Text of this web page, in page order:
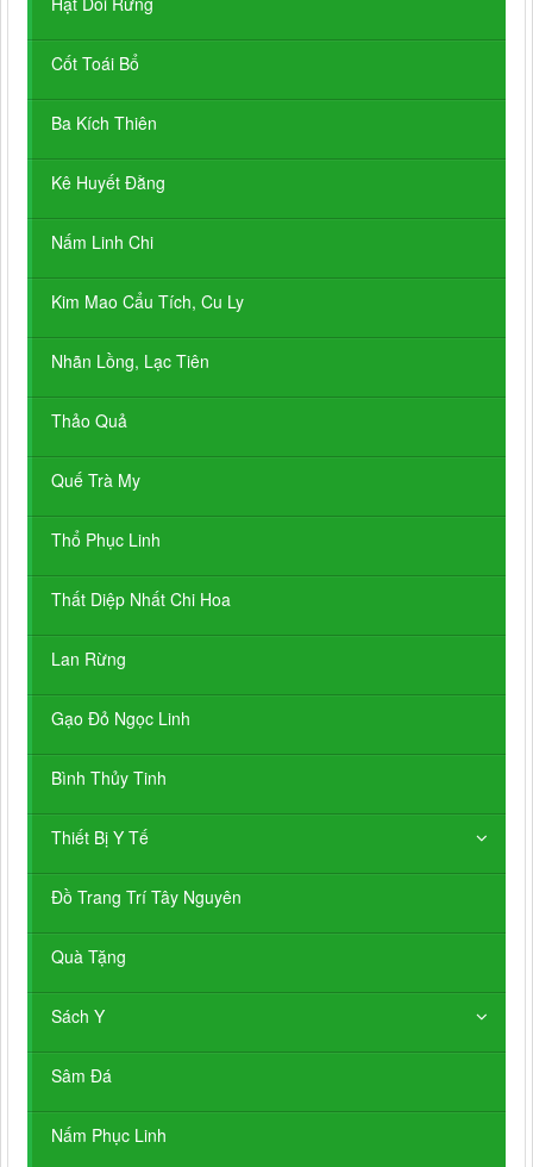
Cốt Toái Bổ
Ba Kích Thiên
Kê Huyết Đằng
Nấm Linh Chi
Kim Mao Cẩu Tích, Cu Ly
Nhãn Lồng, Lạc Tiên
Thảo Quả
Quế Trà My
Thổ Phục Linh
Thất Diệp Nhất Chi Hoa
Lan Rừng
Gạo Đỏ Ngọc Linh
Bình Thủy Tinh
Thiết Bị Y Tế
Đồ Trang Trí Tây Nguyên
Quà Tặng
Sách Y
Sâm Đá
Nấm Phục Linh